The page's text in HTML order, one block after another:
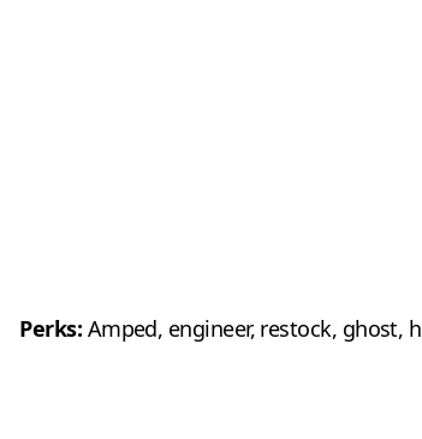
Perks: Amped, engineer, restock, ghost,